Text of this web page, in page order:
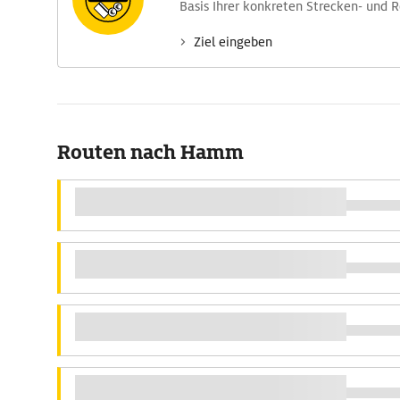
Basis Ihrer konkreten Strecken- und
Ziel eingeben
Routen nach Hamm